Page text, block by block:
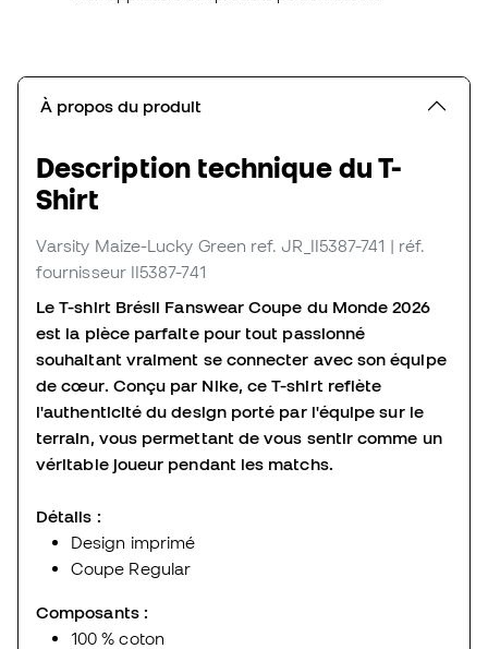
À propos du produit
Description technique du T-
Shirt
Varsity Maize-Lucky Green ref. JR_II5387-741 | réf.
fournisseur II5387-741
Le T-shirt Brésil Fanswear Coupe du Monde 2026
est la pièce parfaite pour tout passionné
souhaitant vraiment se connecter avec son équipe
de cœur. Conçu par Nike, ce T-shirt reflète
l'authenticité du design porté par l'équipe sur le
terrain, vous permettant de vous sentir comme un
véritable joueur pendant les matchs.
Détails :
Design imprimé
Coupe Regular
Composants :
100 % coton